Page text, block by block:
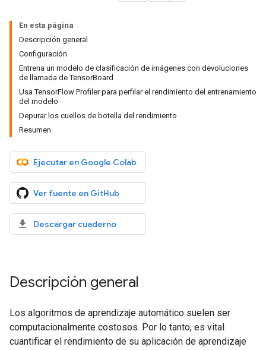
En esta página
Descripción general
Configuración
Entrena un modelo de clasificación de imágenes con devoluciones
de llamada de TensorBoard
Usa TensorFlow Profiler para perfilar el rendimiento del entrenamiento
del modelo
Depurar los cuellos de botella del rendimiento
Resumen
Ejecutar en Google Colab
Ver fuente en GitHub
Descargar cuaderno
Descripción general
Los algoritmos de aprendizaje automático suelen ser
computacionalmente costosos. Por lo tanto, es vital
cuantificar el rendimiento de su aplicación de aprendizaje